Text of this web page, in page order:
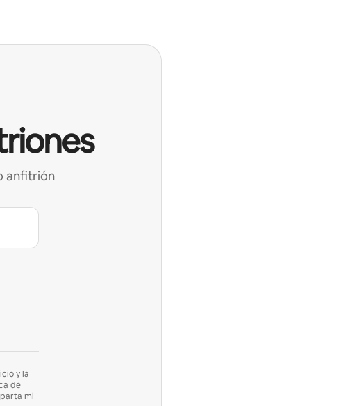
anfitrión
y la
de
mi